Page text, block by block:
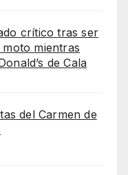
crítico tras ser
mientras
de Cala
del Carmen de